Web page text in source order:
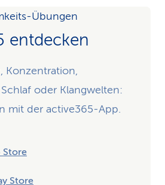
Übungen
entdecken
Konzentration,
oder Klangwelten:
mit der active365-App.
Store
Store